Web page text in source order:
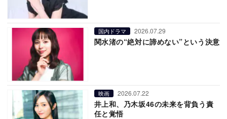
国内ドラマ 2026.07.29
関水渚の“絶対に諦めない”という決意
映画 2026.07.22
井上和、乃木坂46の未来を背負う責
任と覚悟